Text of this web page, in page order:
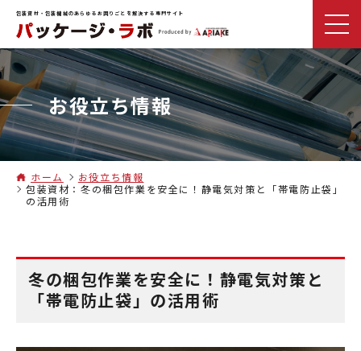
包装資材・包装機械のあらゆるお困りごとを解決する専門サイト
お役立ち情報
ホーム
お役立ち情報
包装資材：冬の梱包作業を安全に！静電気対策と「帯電防止袋」
の活用術
冬の梱包作業を安全に！静電気対策と
「帯電防止袋」の活用術